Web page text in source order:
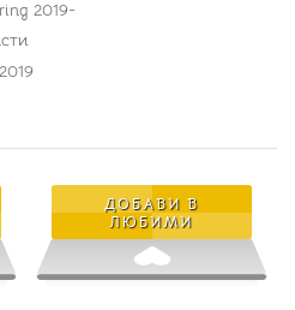
2019-
ДОБАВИ В
ЛЮБИМИ